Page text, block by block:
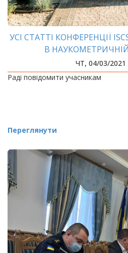
УСІ СТАТТІ КОНФЕРЕНЦІЇ
В НАУКОМЕТРИЧНІЙ
ЧТ, 04/03/2021
Раді повідомити учасникам
Переглянути